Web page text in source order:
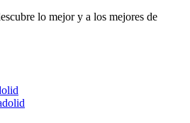
lo mejor y a los mejores de